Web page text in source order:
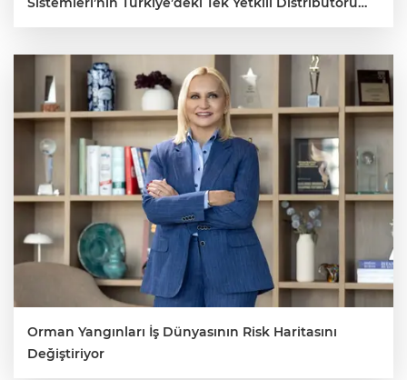
Oldu
Orman Yangınları İş Dünyasının Risk Haritasını
Değiştiriyor